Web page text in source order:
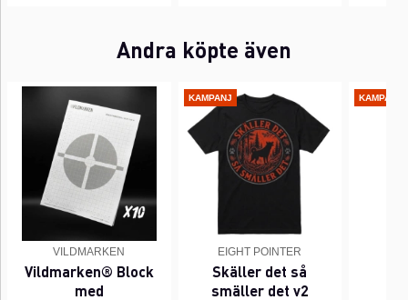
Andra köpte även
VILDMARKEN
Vildmarken® Block
med
KAMPANJ
EIGHT POINTER
Skäller det så
smäller det v2
KAMPANJ